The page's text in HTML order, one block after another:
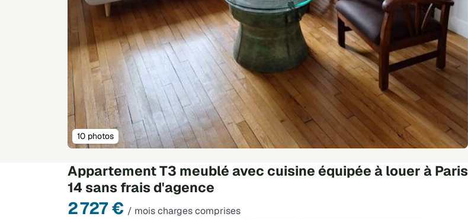
Appartement T3 meublé avec cuisine équipée à louer à Paris
14 sans frais d'agence
2 727 € / mois charges comprises
10 photos